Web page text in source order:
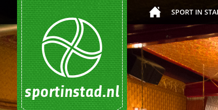
SPORT IN